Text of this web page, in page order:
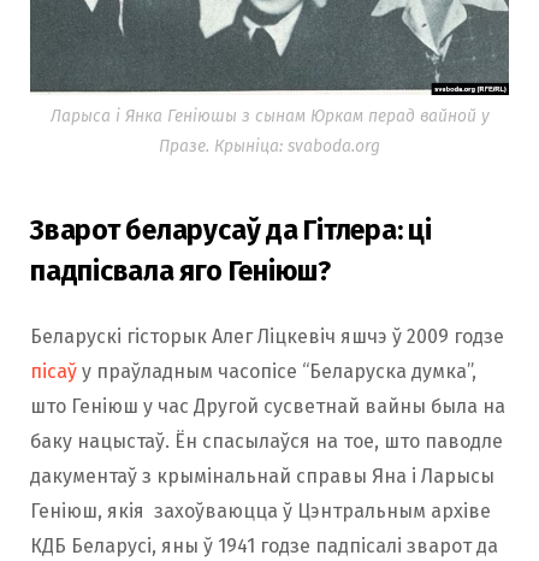
Ларыса і Янка Геніюшы з сынам Юркам перад вайной у
Празе. Крыніца: svaboda.org
Зварот беларусаў да Гітлера: ці
падпісвала яго Геніюш?
Беларускі гісторык Алег Ліцкевіч яшчэ ў 2009 годзе
пісаў у праўладным часопісе “Беларуска думка”,
што Геніюш у час Другой сусветнай вайны была на
баку нацыстаў. Ён спасылаўся на тое, што паводле
дакументаў з крымінальнай справы Яна і Ларысы
Геніюш, якія захоўваюцца ў Цэнтральным архіве
КДБ Беларусі, яны ў 1941 годзе падпісалі зварот да